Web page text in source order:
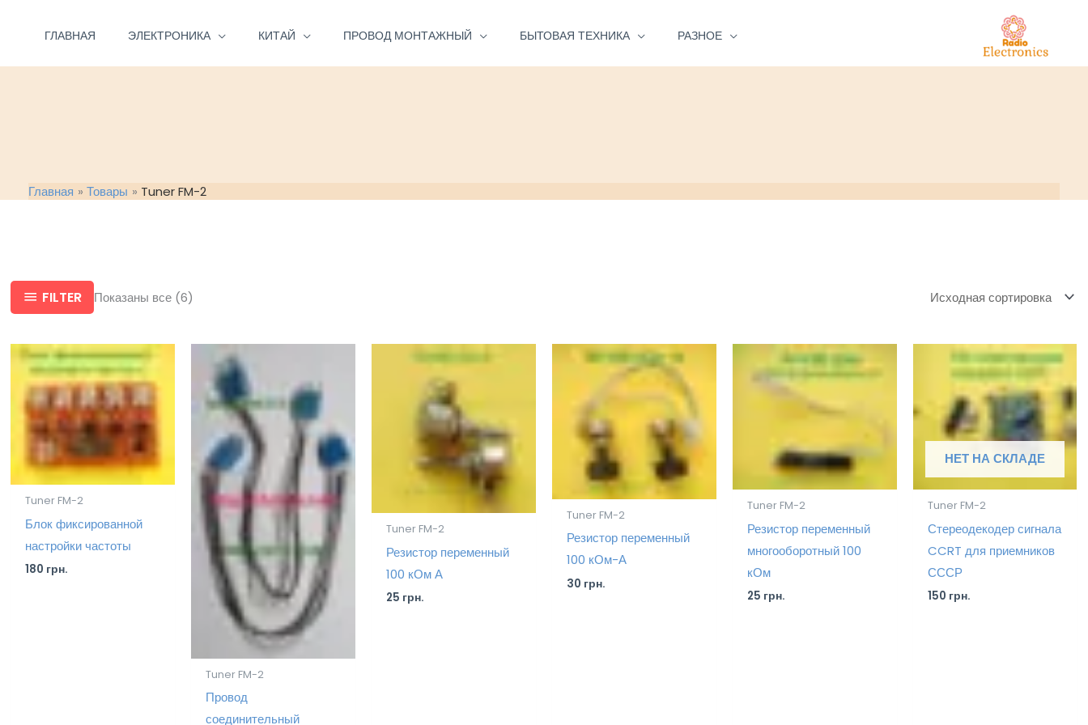
ГЛАВНАЯ ЭЛЕКТРОНИКА КИТАЙ ПРОВОД МОНТАЖНЫЙ БЫТОВАЯ ТЕХНИКА РАЗНОЕ
Главная Товары Tuner FM-2
FILTER Показаны все (6)
Tuner FM-2
Блок фиксированной
настройки частоты
180 грн.
Tuner FM-2
Провод
соединительный
Tuner FM-2
Резистор переменный
100 кОм А
25 грн.
Tuner FM-2
Резистор переменный
100 кОм-А
30 грн.
Tuner FM-2
Резистор переменный
многооборотный 100
кОм
25 грн.
НЕТ НА СКЛАДЕ
Tuner FM-2
Стереодекодер сигнала
CCRT для приемников
СССР
150 грн.